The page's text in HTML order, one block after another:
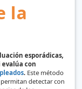
la
esporádicas,
evalúa con
. Este método
detectar con